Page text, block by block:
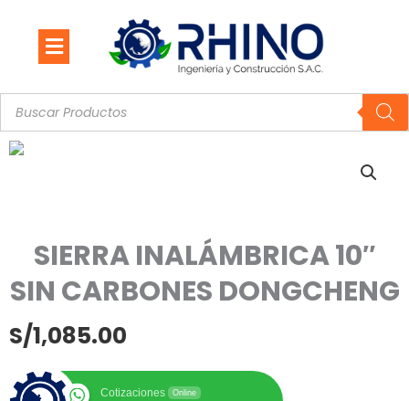
contenido
Búsqueda
de
productos
SIERRA INALÁMBRICA 10″
SIN CARBONES DONGCHENG
S/1,085.00
Cotizaciones Online